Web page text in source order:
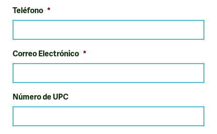
Teléfono *
Correo Electrónico *
Número de UPC